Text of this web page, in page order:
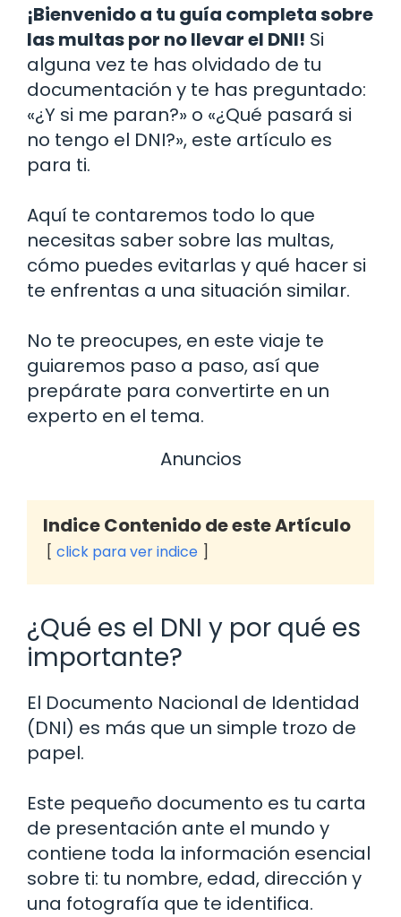
¡Bienvenido a tu guía completa sobre
las multas por no llevar el DNI! Si
alguna vez te has olvidado de tu
documentación y te has preguntado:
«¿Y si me paran?» o «¿Qué pasará si
no tengo el DNI?», este artículo es
para ti.
Aquí te contaremos todo lo que
necesitas saber sobre las multas,
cómo puedes evitarlas y qué hacer si
te enfrentas a una situación similar.
No te preocupes, en este viaje te
guiaremos paso a paso, así que
prepárate para convertirte en un
experto en el tema.
Anuncios
Indice Contenido de este Artículo
click para ver indice
¿Qué es el DNI y por qué es
importante?
El Documento Nacional de Identidad
(DNI) es más que un simple trozo de
papel.
Este pequeño documento es tu carta
de presentación ante el mundo y
contiene toda la información esencial
sobre ti: tu nombre, edad, dirección y
una fotografía que te identifica.